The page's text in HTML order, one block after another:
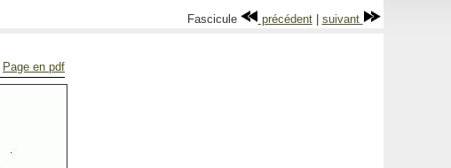
Fascicule précédent| suivant
Page en pdf